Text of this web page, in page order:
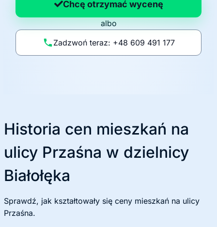
p
li
t
Chcę otrzymać wycenę
albo
Zadzwoń teraz: +48 609 491 177
Historia cen mieszkań na
ulicy Przaśna w dzielnicy
Białołęka
Sprawdź, jak kształtowały się ceny mieszkań na ulicy
Przaśna.